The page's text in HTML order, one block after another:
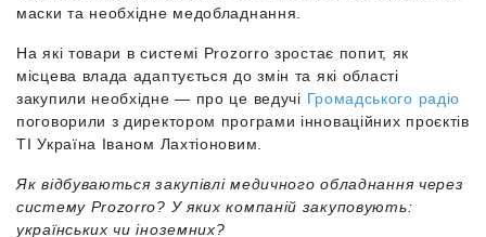
маски та необхідне медобладнання.
На які товари в системі Prozorro зростає попит, як
місцева влада адаптується до змін та які області
закупили необхідне — про це ведучі Громадського радіо
поговорили з директором програми інноваційних проєктів
ТІ Україна Іваном Лахтіоновим.
Як відбуваються закупівлі медичного обладнання через
систему Prozorro? У яких компаній закуповують:
українських чи іноземних?